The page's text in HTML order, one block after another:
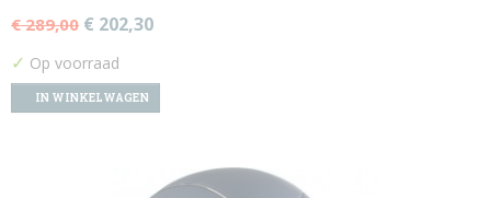
€ 289,00 € 202,30
✓ Op voorraad
IN WINKELWAGEN